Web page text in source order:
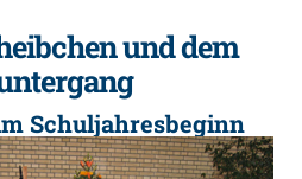
und dem
Schuljahresbeginn